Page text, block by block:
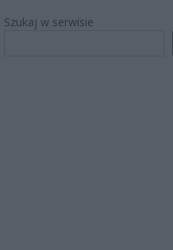
Szukaj w serwisie